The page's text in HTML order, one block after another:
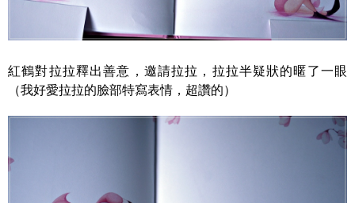
紅鶴對拉拉釋出善意，邀請拉拉，拉拉半疑狀的暱了一眼
（我好愛拉拉的臉部特寫表情，超讚的）